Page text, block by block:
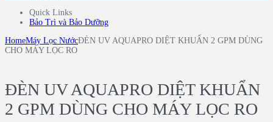
Quick Links
Bảo Trì và Bảo Dưỡng
HomeMáy Lọc NướcĐÈN UV AQUAPRO DIỆT KHUẨN 2 GPM DÙNG
CHO MÁY LỌC RO
ĐÈN UV AQUAPRO DIỆT KHUẨN
2 GPM DÙNG CHO MÁY LỌC RO